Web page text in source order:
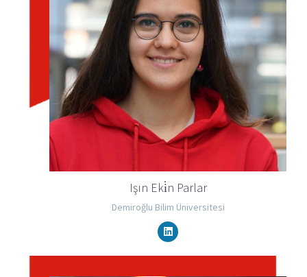
Işın Eki̇n Parlar
Demiroğlu Bilim Üniversitesi